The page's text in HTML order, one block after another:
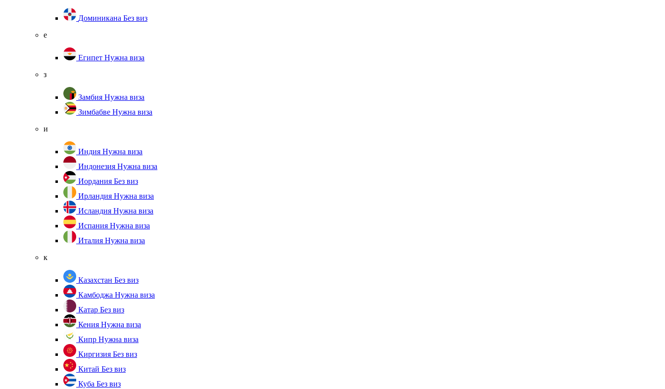
Доминикана Без виз
е
Египет Нужна виза
з
Замбия Нужна виза
Зимбабве Нужна виза
и
Индия Нужна виза
Индонезия Нужна виза
Иордания Без виз
Ирландия Нужна виза
Исландия Нужна виза
Испания Нужна виза
Италия Нужна виза
к
Казахстан Без виз
Камбоджа Нужна виза
Катар Без виз
Кения Нужна виза
Кипр Нужна виза
Киргизия Без виз
Китай Без виз
Куба Без виз